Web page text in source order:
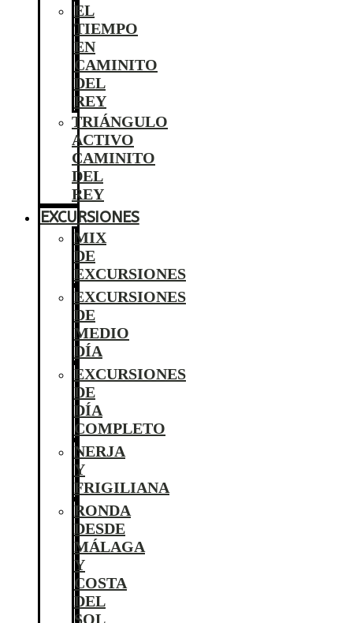
EL
TIEMPO
EN
CAMINITO
DEL
REY
TRIÁNGULO
ACTIVO
CAMINITO
DEL
REY
EXCURSIONES
MIX
DE
EXCURSIONES
EXCURSIONES
DE
MEDIO
DÍA
EXCURSIONES
DE
DÍA
COMPLETO
NERJA
Y
FRIGILIANA
RONDA
DESDE
MÁLAGA
Y
COSTA
DEL
SOL